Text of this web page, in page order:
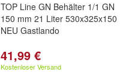
TOP Line GN Behälter 1/1 GN
150 mm 21 Liter 530x325x150
NEU Gastlando
41,99 €
Kostenloser Versand